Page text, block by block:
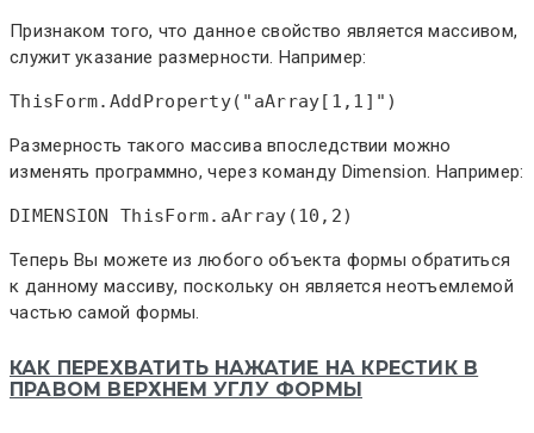
Признаком того, что данное свойство является массивом,
служит указание размерности. Например:
ThisForm.AddProperty("aArray[1,1]")
Размерность такого массива впоследствии можно
изменять программно, через команду Dimension. Например:
DIMENSION ThisForm.aArray(10,2)
Теперь Вы можете из любого объекта формы обратиться
к данному массиву, поскольку он является неотъемлемой
частью самой формы.
КАК ПЕРЕХВАТИТЬ НАЖАТИЕ НА КРЕСТИК В
ПРАВОМ ВЕРХНЕМ УГЛУ ФОРМЫ